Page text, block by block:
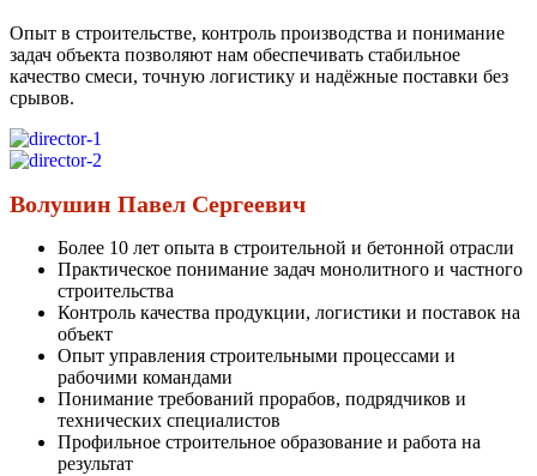
Опыт в строительстве, контроль производства и понимание
задач объекта позволяют нам обеспечивать стабильное
качество смеси, точную логистику и надёжные поставки без
срывов.
Волушин Павел Сергеевич
Более 10 лет опыта в строительной и бетонной отрасли
Практическое понимание задач монолитного и частного
строительства
Контроль качества продукции, логистики и поставок на
объект
Опыт управления строительными процессами и
рабочими командами
Понимание требований прорабов, подрядчиков и
технических специалистов
Профильное строительное образование и работа на
результат